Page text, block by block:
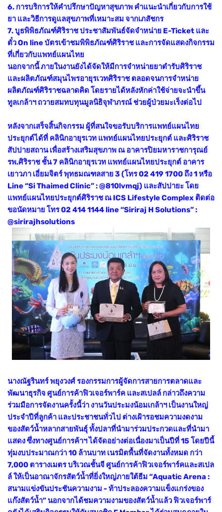
6. การบริการให้คำปรึกษาปัญหาสุขภาพ คำแนะนำเกี่ยวกับการใช้
ยา และวิธีการดูแลสุขภาพที่เหมาะสม จากเภสัชกร
7. บูธพิพิธภัณฑ์ศิริราช ประชาสัมพันธ์จัดจำหน่าย E-Ticket และ
ตั๋ว On line บัตรเข้าชมพิพิธภัณฑ์ศิริราช และการจัดแสดงกิจกรรม
ที่เกี่ยวกับแพทย์แผนไทย
นอกจากนี้ ภายในงานยังได้จัดให้มีการจำหน่ายยาตำรับศิริราช
และผลิตภัณฑ์สมุนไพรอายุรเวทศิริราช ตลอดจนการจำหน่าย
ผลิตภัณฑ์ศิริราชฉลาดคิด โดยรายได้หลังหักค่าใช้จ่ายจะนำขึ้น
ทูลเกล้าฯ ถวายสมทบทุนมูลนิธิจุฬาภรณ์ ช่วยผู้ป่วยมะเร็งต่อไป
หลังจากเสร็จสิ้นกิจกรรม ผู้ที่สนใจขอรับบริการแพทย์แผนไทย
ประยุกต์ได้ที่ คลินิกอายุรเวท แพทย์แผนไทยประยุกต์ และศิริราช
สัปปายสถาน เพื่อสร้างเสริมสุขภาพ ณ อาคารปิยมหาราชการุณย์
รพ.ศิริราช ชั้น 7 คลินิกอายุรเวท แพทย์แผนไทยประยุกต์ อาคาร
เยาวภา เอี่ยมจิตร์ พุทธมณฑลสาย 3 (โทร 02 419 1700 ถึง 1 หรือ
Line “Si Thaimed Clinic” : @810lvmqj) และสัปปายะ โดย
แพทย์แผนไทยประยุกต์ศิริราช ณ ICS Lifestyle Complex ติดต่อ
ขอนัดหมาย โทร 02 414 1144 line “Siriraj H Solutions” :
@sirirajhsolutions
นางณัฐรินทร์ พยุงวงศ์ รองกรรมการผู้จัดการสายการตลาดและ
พัฒนาธุรกิจ ศูนย์การค้าฟิวเจอร์พาร์ค และสเปลล์ กล่าวถึงความ
ร่วมมือการจัดงานครั้งนี้ว่า งานวันประมงน้อมเกล้าฯ เป็นงานใหญ่
ประจำปีที่ลูกค้า และประชาชนทั่วไป ต่างเฝ้ารอชมความงดงาม
ของสัตว์น้ำหลากสายพันธุ์ ทั้งปลาที่นำมาร่วมประกวดและที่นำมา
แสดง ซึ่งทางศูนย์การค้าฯ ได้จัดอย่างต่อเนื่องมาเป็นปีที่ 15 โดยปีนี้
ทุ่มงบประมาณกว่า 10 ล้านบาท เนรมิตพื้นที่จัดงานทั้งหมด กว่า
7,000 ตารางเมตร บริเวณชั้นจี ศูนย์การค้าฟิวเจอร์พาร์คและสเปล
ล์ ให้เป็นอาณาจักรสัตว์น้ำที่ยิ่งใหญ่ภายใต้ธีม “Aquatic Arena :
สนามแข่งขันประชันความงาม - ท้าประลองความแข็งแกร่งของ
แก๊งสัตว์น้ำ” นอกจากได้ชมความงามของสัตว์น้ำแล้ว ฟิวเจอร์พาร์